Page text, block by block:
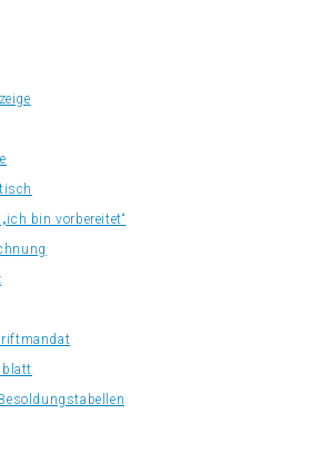
bin vorbereitet“